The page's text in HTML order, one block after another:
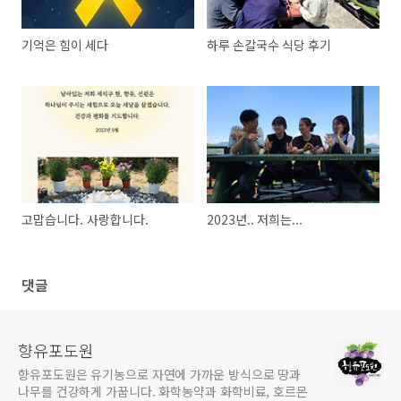
기억은 힘이 세다 하루 손칼국수 식당 후기
고맙습니다. 사랑합니다. 2023년.. 저희는...
댓글
향유포도원
향유포도원은 유기농으로 자연에 가까운 방식으로 땅과
나무를 건강하게 가꿉니다. 화학농약과 화학비료, 호르몬